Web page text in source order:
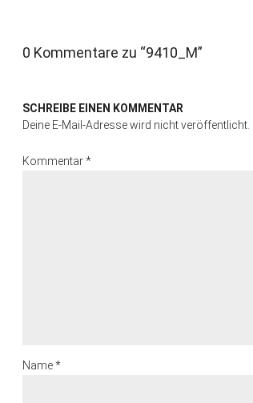
0 Kommentare zu “9410_M”
SCHREIBE EINEN KOMMENTAR
Deine E-Mail-Adresse wird nicht veröffentlicht.
Kommentar*
Name*